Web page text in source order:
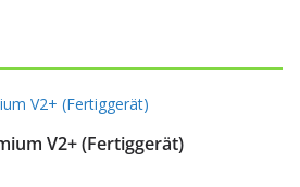
V2+ (Fertiggerät)